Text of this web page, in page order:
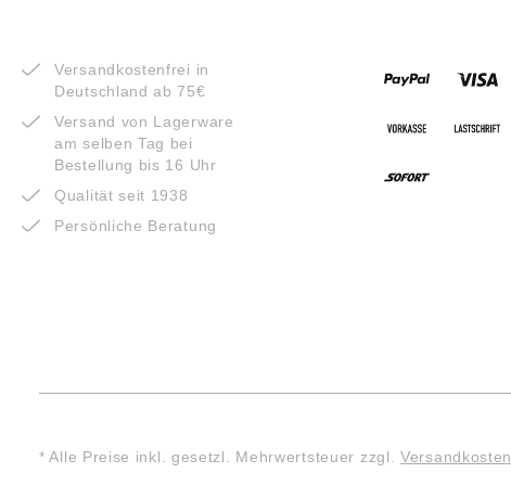
Versandkostenfrei in
Deutschland ab 75€
Versand von Lagerware
am selben Tag bei
Bestellung bis 16 Uhr
Qualität seit 1938
Persönliche Beratung
* Alle Preise inkl. gesetzl. Mehrwertsteuer zzgl.Versandkosten